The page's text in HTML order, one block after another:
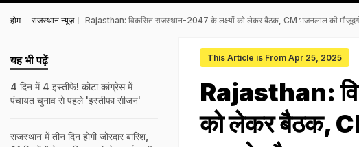
होम राजस्थान न्यूज़ Rajasthan: विकसित राजस्थान-2047 के लक्ष्यों को लेकर बैठक, CM भजनलाल की
This Article is From Apr 25, 2025
Rajasthan:
को लेकर बैठक,
यह भी पढ़ें
4 दिन में 4 इस्तीफे! कोटा कांग्रेस में
पंचायत चुनाव से पहले 'इस्तीफा सीजन'
राजस्‍थान में तीन द‍िन होगी जोरदार बार‍िश,